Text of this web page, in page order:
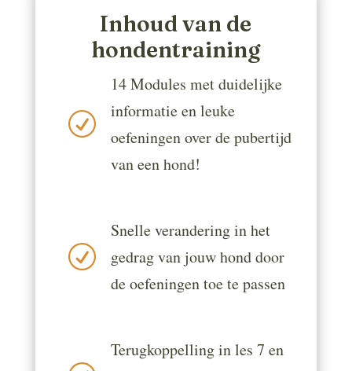
Inhoud van de
hondentraining
R
14 Modules met duidelijke
informatie en leuke
oefeningen over de pubertijd
van een hond!
R
Snelle verandering in het
gedrag van jouw hond door
de oefeningen toe te passen
Terugkoppelling in les 7 en